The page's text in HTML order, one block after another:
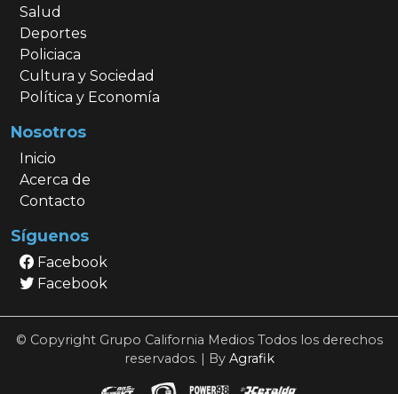
Salud
Deportes
Policiaca
Cultura y Sociedad
Política y Economía
Nosotros
Inicio
Acerca de
Contacto
Síguenos
Facebook
Facebook
© Copyright Grupo California Medios Todos los derechos
reservados. | By Agrafik